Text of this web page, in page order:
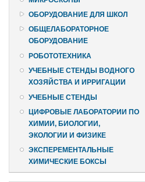
ОБОРУДОВАНИЕ ДЛЯ ШКОЛ
ОБЩЕЛАБОРАТОРНОЕ
ОБОРУДОВАНИЕ
РОБОТОТЕХНИКА
УЧЕБНЫЕ СТЕНДЫ ВОДНОГО
ХОЗЯЙСТВА И ИРРИГАЦИИ
УЧЕБНЫЕ СТЕНДЫ
ЦИФРОВЫЕ ЛАБОРАТОРИИ ПО
ХИМИИ, БИОЛОГИИ,
ЭКОЛОГИИ И ФИЗИКЕ
ЭКСПЕРЕМЕНТАЛЬНЫЕ
ХИМИЧЕСКИЕ БОКСЫ